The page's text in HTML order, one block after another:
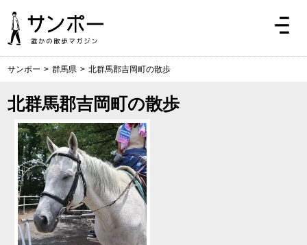
サンポー > 群馬県 > 北群馬郡吉岡町の散歩
北群馬郡吉岡町の散歩